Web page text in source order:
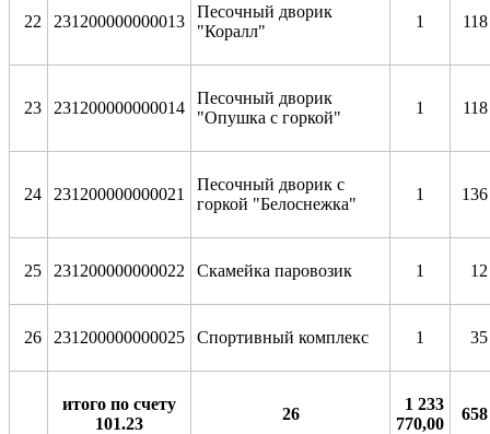
22 231200000000013
Песочный дворик
"Коралл"
1
23 231200000000014
Песочный дворик
"Опушка с горкой"
1
24 231200000000021
Песочный дворик с
горкой "Белоснежка"
1
25 231200000000022 Скамейка паровозик 1
26 231200000000025 Спортивный комплекс 1
итого по счету
101.23
26
1 233
770,00